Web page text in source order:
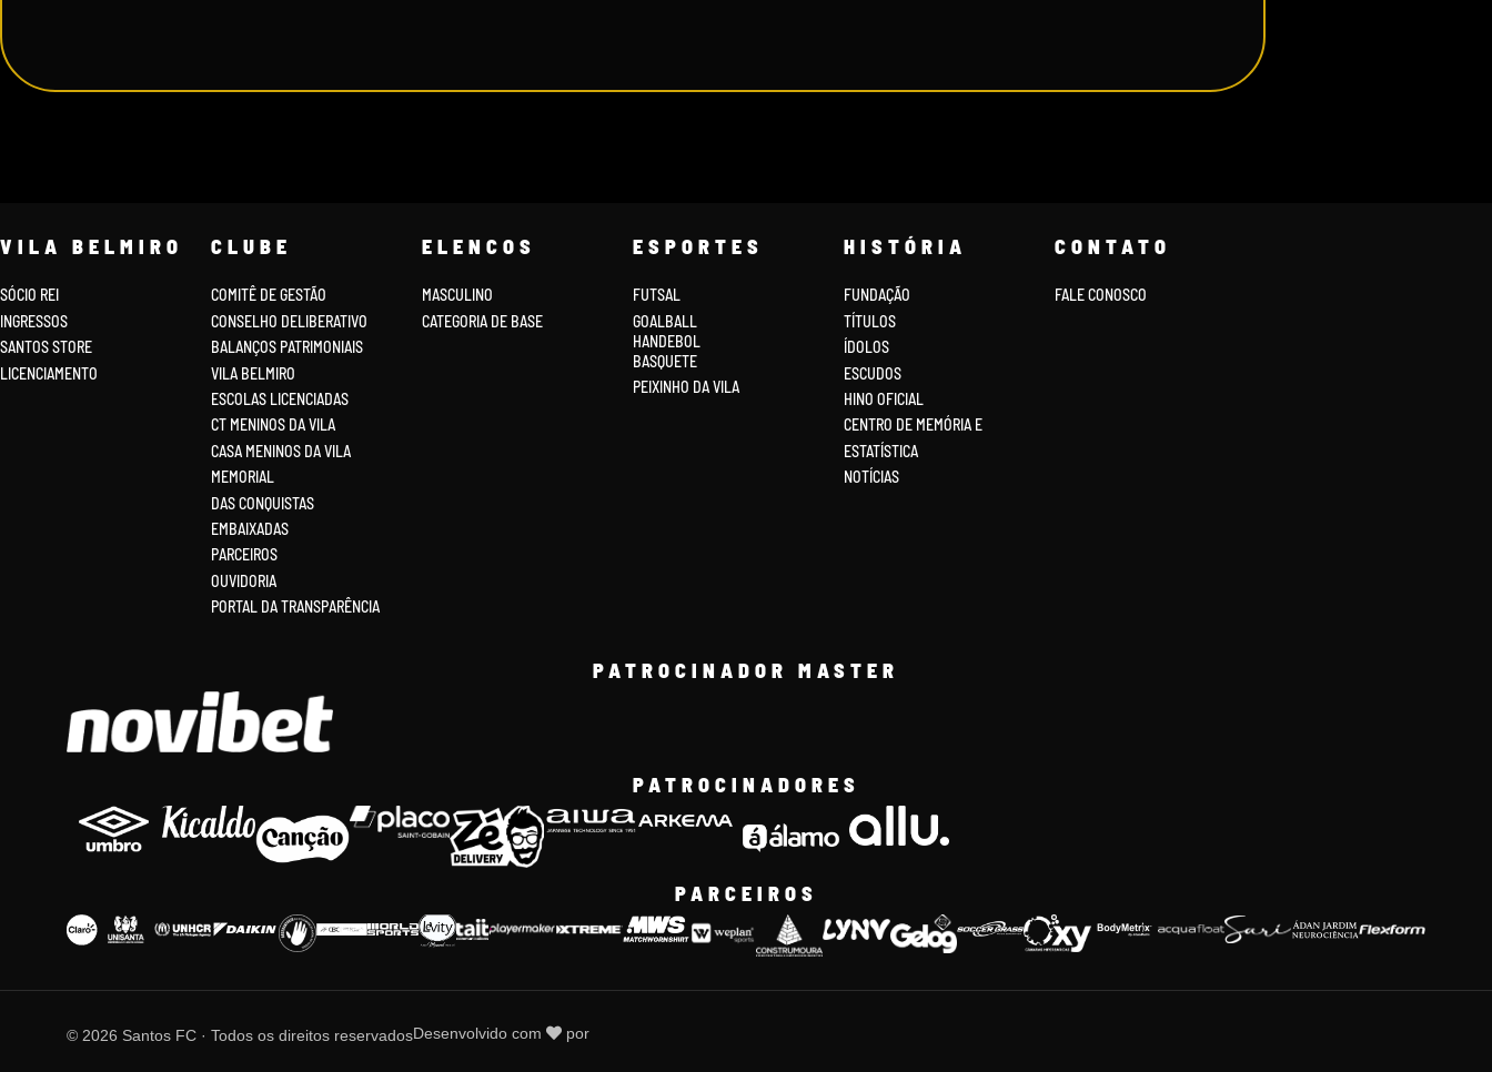
VILA BELMIRO
SÓCIO REI
INGRESSOS
SANTOS STORE
LICENCIAMENTO
CLUBE
COMITÊ DE GESTÃO
CONSELHO DELIBERATIVO
BALANÇOS PATRIMONIAIS
VILA BELMIRO
ESCOLAS LICENCIADAS
CT MENINOS DA VILA
CASA MENINOS DA VILA
MEMORIAL
DAS CONQUISTAS
EMBAIXADAS
PARCEIROS
OUVIDORIA
PORTAL DA TRANSPARÊNCIA
ELENCOS
MASCULINO
CATEGORIA DE BASE
ESPORTES
FUTSAL
GOALBALL
HANDEBOL
BASQUETE
PEIXINHO DA VILA
HISTÓRIA
FUNDAÇÃO
TÍTULOS
ÍDOLOS
ESCUDOS
HINO OFICIAL
CENTRO DE MEMÓRIA E
ESTATÍSTICA
NOTÍCIAS
CONTATO
FALE CONOSCO
PATROCINADOR MASTER
PATROCINADORES
PARCEIROS
© 2026 Santos FC · Todos os direitos reservadosDesenvolvido com por